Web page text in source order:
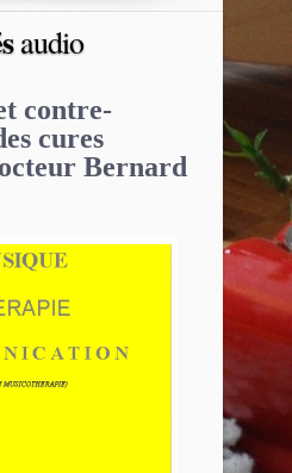
audio
contre-
cures
Bernard